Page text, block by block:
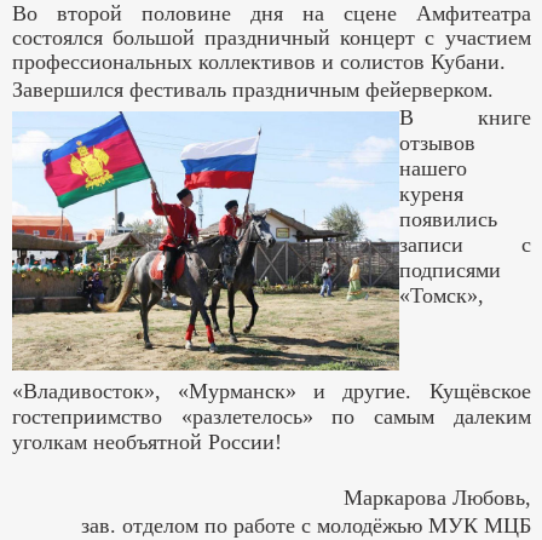
Во второй половине дня на сцене Амфитеатра
состоялся большой праздничный концерт с участием
профессиональных коллективов и солистов Кубани.
Завершился фестиваль праздничным фейерверком.
В книге
отзывов
нашего
куреня
появились
записи с
подписями
«Томск»,
«Владивосток», «Мурманск» и другие. Кущёвское
гостеприимство «разлетелось» по самым далеким
уголкам необъятной России!
Маркарова Любовь,
зав. отделом по работе с молодёжью МУК МЦБ